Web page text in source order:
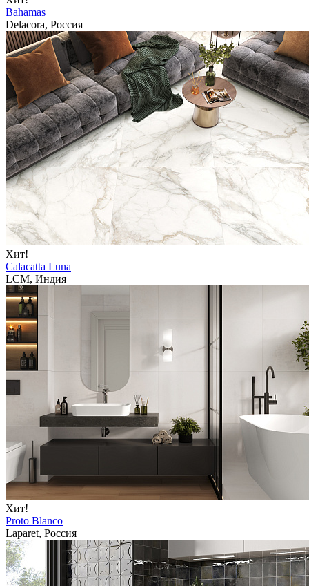
Bahamas
Delacora, Россия
Хит!
Calacatta Luna
LCM, Индия
Хит!
Proto Blanco
Laparet, Россия